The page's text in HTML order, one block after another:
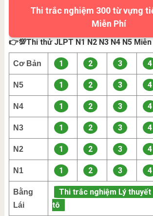
Thi trắc nghiệm 300 từ vựng
Miễn Phí
👉💯Thi thử JLPT N1 N2 N3 N4 N5
Cơ Bản 1 2 3 4
N5 1 2 3 4
N4 1 2 3 4
N3 1 2 3 4
N2 1 2 3 4
N1 1 2 3 4
Bằng
Lái
Thi trắc nghiệm Lý thuyết
tô